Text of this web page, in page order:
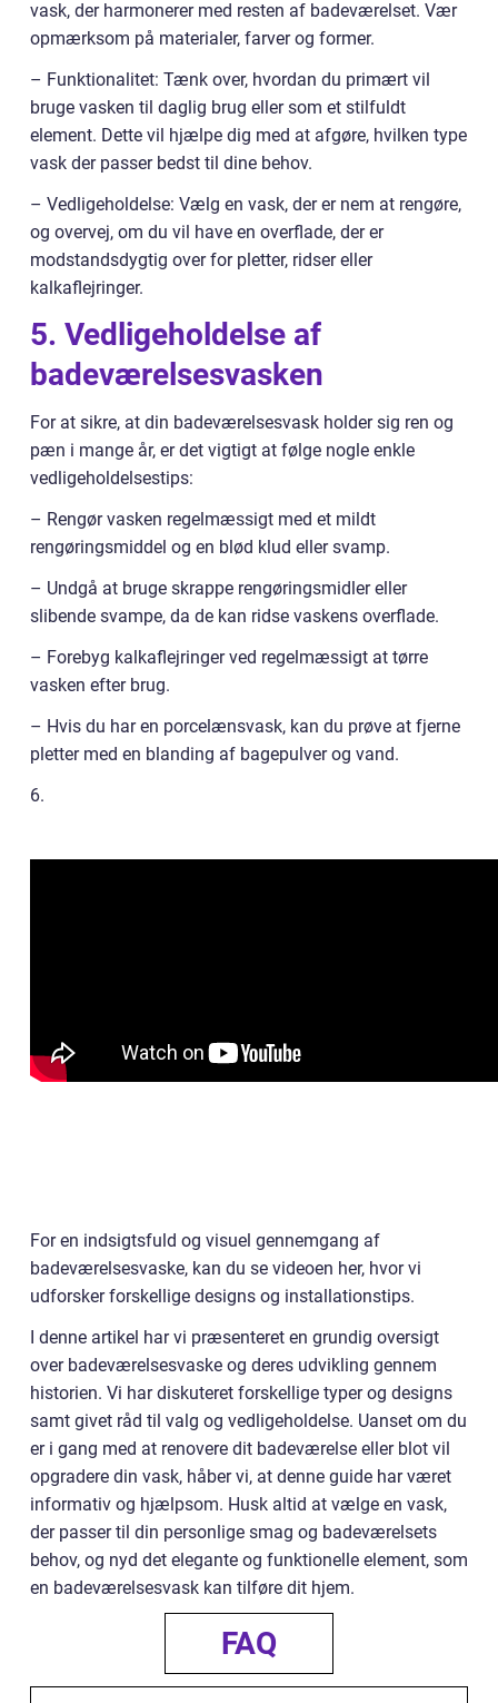
vask, der harmonerer med resten af badeværelset. Vær
opmærksom på materialer, farver og former.
– Funktionalitet: Tænk over, hvordan du primært vil
bruge vasken til daglig brug eller som et stilfuldt
element. Dette vil hjælpe dig med at afgøre, hvilken type
vask der passer bedst til dine behov.
– Vedligeholdelse: Vælg en vask, der er nem at rengøre,
og overvej, om du vil have en overflade, der er
modstandsdygtig over for pletter, ridser eller
kalkaflejringer.
5. Vedligeholdelse af
badeværelsesvasken
For at sikre, at din badeværelsesvask holder sig ren og
pæn i mange år, er det vigtigt at følge nogle enkle
vedligeholdelsestips:
– Rengør vasken regelmæssigt med et mildt
rengøringsmiddel og en blød klud eller svamp.
– Undgå at bruge skrappe rengøringsmidler eller
slibende svampe, da de kan ridse vaskens overflade.
– Forebyg kalkaflejringer ved regelmæssigt at tørre
vasken efter brug.
– Hvis du har en porcelænsvask, kan du prøve at fjerne
pletter med en blanding af bagepulver og vand.
6.
For en indsigtsfuld og visuel gennemgang af
badeværelsesvaske, kan du se videoen her, hvor vi
udforsker forskellige designs og installationstips.
I denne artikel har vi præsenteret en grundig oversigt
over badeværelsesvaske og deres udvikling gennem
historien. Vi har diskuteret forskellige typer og designs
samt givet råd til valg og vedligeholdelse. Uanset om du
er i gang med at renovere dit badeværelse eller blot vil
opgradere din vask, håber vi, at denne guide har været
informativ og hjælpsom. Husk altid at vælge en vask,
der passer til din personlige smag og badeværelsets
behov, og nyd det elegante og funktionelle element, som
en badeværelsesvask kan tilføre dit hjem.
FAQ